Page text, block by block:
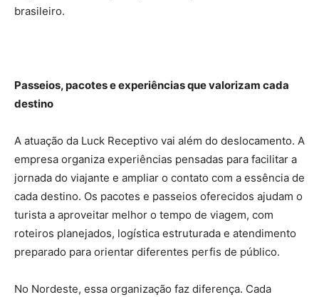
brasileiro.
Passeios, pacotes e experiências que valorizam cada
destino
A atuação da Luck Receptivo vai além do deslocamento. A
empresa organiza experiências pensadas para facilitar a
jornada do viajante e ampliar o contato com a essência de
cada destino. Os pacotes e passeios oferecidos ajudam o
turista a aproveitar melhor o tempo de viagem, com
roteiros planejados, logística estruturada e atendimento
preparado para orientar diferentes perfis de público.
No Nordeste, essa organização faz diferença. Cada